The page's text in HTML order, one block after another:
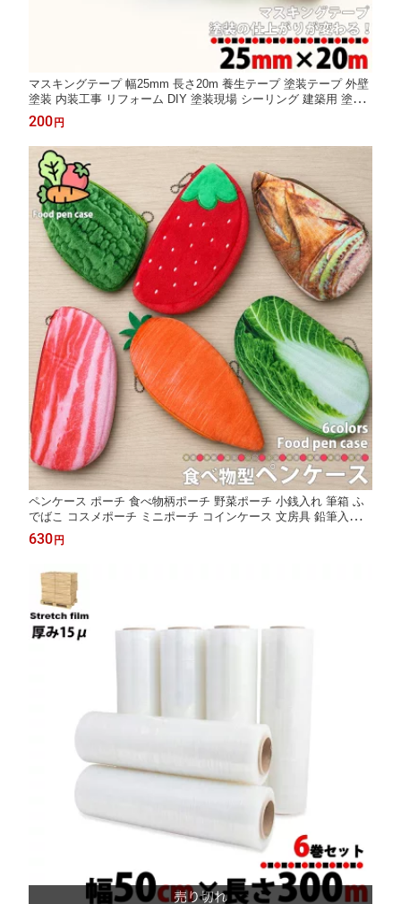
マスキングテープ 幅25mm 長さ20m 養生テープ 塗装テープ 外壁
塗装 内装工事 リフォーム DIY 塗装現場 シーリング 建築用 塗装
用 業務用 工事現場 内職 防汚 ラベリング サッシ 施工現場 保護テ
ープ 職人 作業用品 消耗品 マスキング カラバリ 区分N NP-132
200 円
ペンケース ポーチ 食べ物柄ポーチ 野菜ポーチ 小銭入れ 筆箱 ふ
でばこ コスメポーチ ミニポーチ コインケース 文房具 鉛筆入れ
果物 野菜 肉 デザイン 学校 小学校 中学校 高校 子供 大人 贈り物
おもしろグッズ 雑貨 誕生日 贈り物 ギフト 男の子 女の子 区分N
630 円